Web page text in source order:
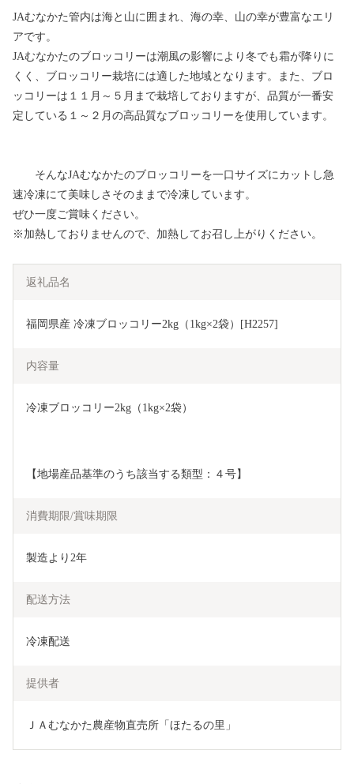
JAむなかた管内は海と山に囲まれ、海の幸、山の幸が豊富なエリ
アです。
JAむなかたのブロッコリーは潮風の影響により冬でも霜が降りに
くく、ブロッコリー栽培には適した地域となります。また、ブロ
ッコリーは１１月～５月まで栽培しておりますが、品質が一番安
定している１～２月の高品質なブロッコリーを使用しています。
そんなJAむなかたのブロッコリーを一口サイズにカットし急
速冷凍にて美味しさそのままで冷凍しています。
ぜひ一度ご賞味ください。
※加熱しておりませんので、加熱してお召し上がりください。
返礼品名
福岡県産 冷凍ブロッコリー2kg（1kg×2袋）[H2257]
内容量
冷凍ブロッコリー2kg（1kg×2袋）
【地場産品基準のうち該当する類型：４号】
消費期限/賞味期限
製造より2年
配送方法
冷凍配送
提供者
ＪＡむなかた農産物直売所「ほたるの里」